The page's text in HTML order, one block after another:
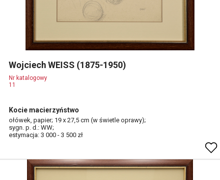
Wojciech WEISS (1875-1950)
Nr katalogowy
11
Kocie macierzyństwo
ołówek, papier; 19 x 27,5 cm (w świetle oprawy);
sygn. p. d.: WW;
estymacja: 3 000 - 3 500 zł